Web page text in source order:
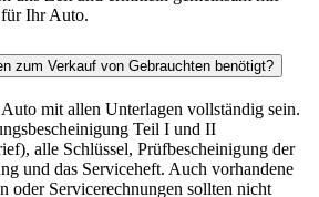
Ihr Auto.
zum Verkauf von Gebrauchten benötigt?
mit allen Unterlagen vollständig sein.
Teil I und II
alle Schlüssel, Prüfbescheinigung der
und das Serviceheft. Auch vorhandene
oder Servicerechnungen sollten nicht